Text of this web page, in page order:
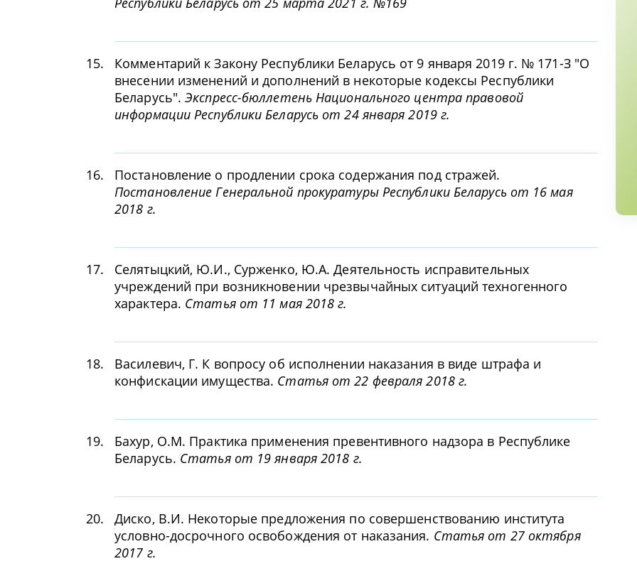
15.
Комментарий к Закону Республики Беларусь от 9 января 2019 г. № 171-З "О
внесении изменений и дополнений в некоторые кодексы Республики
Беларусь".Экспресс-бюллетень Национального центра правовой
информации Республики Беларусь от 24 января 2019 г.
16.
Постановление о продлении срока содержания под стражей.
Постановление Генеральной прокуратуры Республики Беларусь от 16 мая
2018 г.
17.
Селятыцкий, Ю.И., Сурженко, Ю.А. Деятельность исправительных
учреждений при возникновении чрезвычайных ситуаций техногенного
характера. Статья от 11 мая 2018 г.
18.
Василевич, Г. К вопросу об исполнении наказания в виде штрафа и
конфискации имущества. Статья от 22 февраля 2018 г.
19.
Бахур, О.М. Практика применения превентивного надзора в Республике
Беларусь. Статья от 19 января 2018 г.
20.
Диско, В.И. Некоторые предложения по совершенствованию института
условно-досрочного освобождения от наказания. Статья от 27 октября
2017 г.